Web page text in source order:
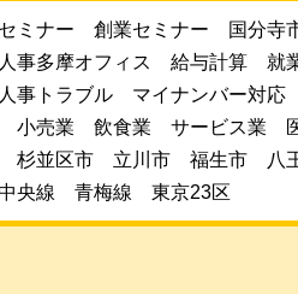
ミナー 創業セミナー 国分寺
人事多摩オフィス 給与計算
事トラブル マイナンバー対応
小売業 飲食業 サービス業
杉並区市 立川市 福生市
央線 青梅線 東京23区